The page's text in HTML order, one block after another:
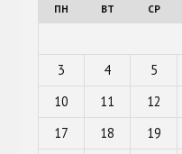
ПН ВТ СР
3
4 5
10
11 12
17
18 19